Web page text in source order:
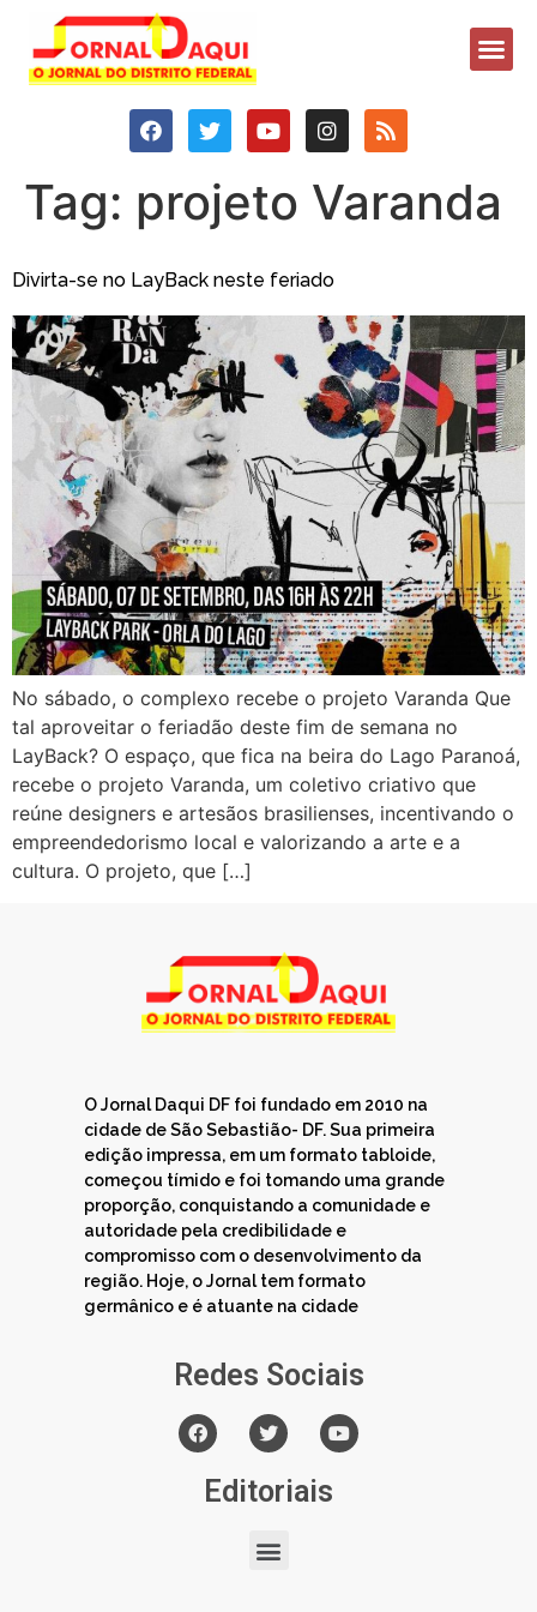
Tag: projeto Varanda
Divirta-se no LayBack neste feriado
No sábado, o complexo recebe o projeto Varanda Que
tal aproveitar o feriadão deste fim de semana no
LayBack? O espaço, que fica na beira do Lago Paranoá,
recebe o projeto Varanda, um coletivo criativo que
reúne designers e artesãos brasilienses, incentivando o
empreendedorismo local e valorizando a arte e a
cultura. O projeto, que […]
O Jornal Daqui DF foi fundado em 2010 na
cidade de São Sebastião- DF. Sua primeira
edição impressa, em um formato tabloide,
começou tímido e foi tomando uma grande
proporção, conquistando a comunidade e
autoridade pela credibilidade e
compromisso com o desenvolvimento da
região. Hoje, o Jornal tem formato
germânico e é atuante na cidade
Redes Sociais
Editoriais